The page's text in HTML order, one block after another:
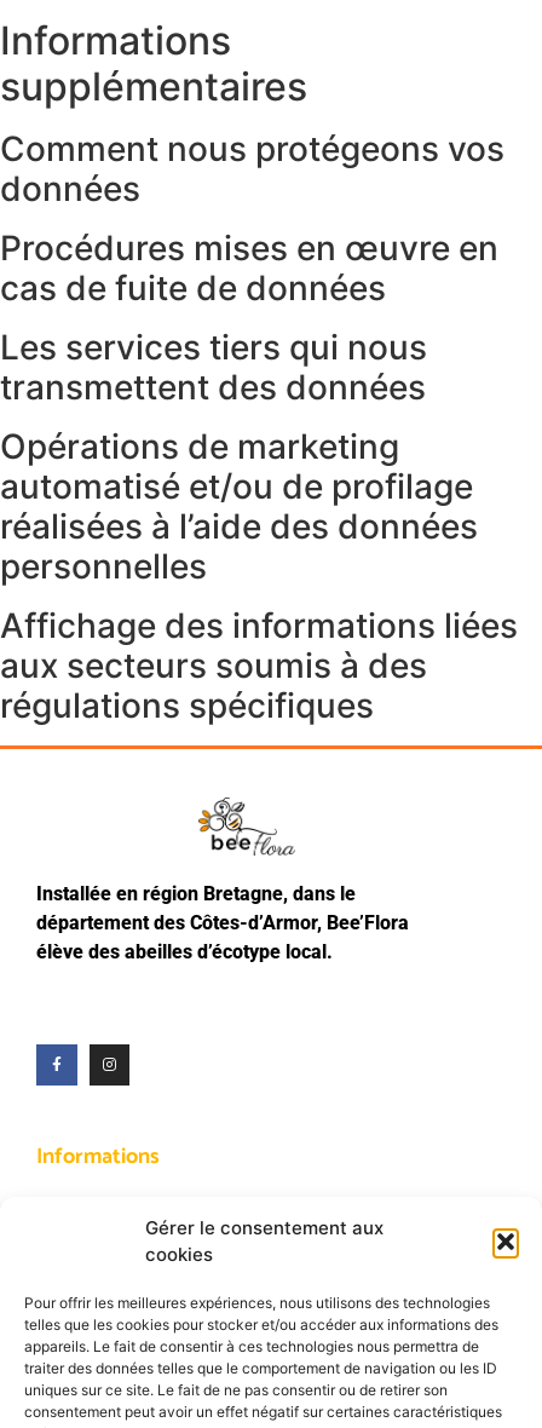
Gérer le consentement aux
cookies
Pour offrir les meilleures expériences, nous utilisons des technologies
telles que les cookies pour stocker et/ou accéder aux informations des
appareils. Le fait de consentir à ces technologies nous permettra de
traiter des données telles que le comportement de navigation ou les ID
uniques sur ce site. Le fait de ne pas consentir ou de retirer son
consentement peut avoir un effet négatif sur certaines caractéristiques
Informations
supplémentaires
Comment nous protégeons vos
données
Procédures mises en œuvre en
cas de fuite de données
Les services tiers qui nous
transmettent des données
Opérations de marketing
automatisé et/ou de profilage
réalisées à l’aide des données
personnelles
Affichage des informations liées
aux secteurs soumis à des
régulations spécifiques
Installée en région Bretagne, dans le
département des Côtes-d’Armor, Bee’Flora
élève des abeilles d’écotype local.
Informations
Politique de Confidentialité